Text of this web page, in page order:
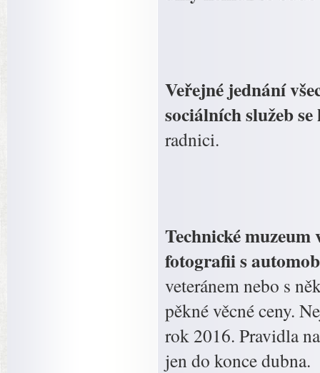
Veřejné jednání
sociálních služeb
radnici.
Technické
fotografii s
veteránem nebo s
pěkné věcné ceny.
rok 2016. Pravidla
jen do konce dubna.